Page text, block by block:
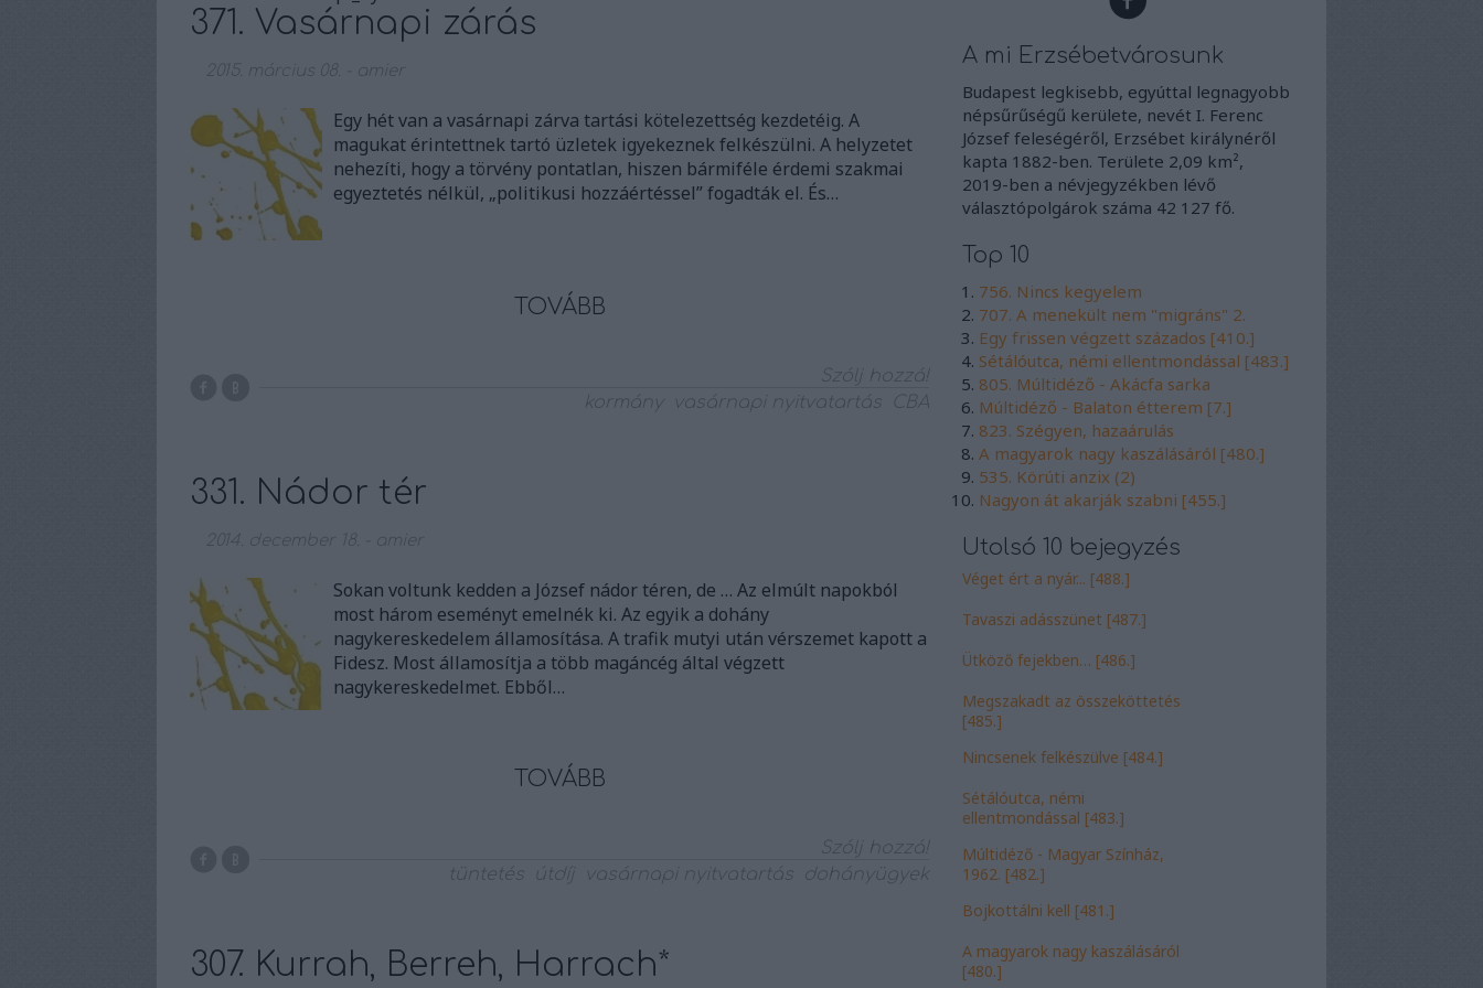
371. Vasárnapi zárás
2015. március 08. amier
Egy hét van a vasárnapi zárva tartási kötelezettség kezdetéig. A
magukat érintettnek tartó üzletek igyekeznek felkészülni. A helyzetet
nehezíti, hogy a törvény pontatlan, hiszen bármiféle érdemi szakmai
egyeztetés nélkül, „politikusi hozzáértéssel” fogadták el. És…
TOVÁBB
Szólj hozzá!
kormány
vasárnapi nyitvatartás CBA
331. Nádor tér
2014. december 18. amier
Sokan voltunk kedden a József nádor téren, de … Az elmúlt napokból
most három eseményt emelnék ki. Az egyik a dohány
nagykereskedelem államosítása. A trafik mutyi után vérszemet kapott a
Fidesz. Most államosítja a több magáncég által végzett
nagykereskedelmet. Ebből…
TOVÁBB
Szólj hozzá!
tüntetés
útdíj vasárnapi nyitvatartás dohányügyek
307. Kurrah, Berreh, Harrach*
A mi Erzsébetvárosunk
Budapest legkisebb, egyúttal legnagyobb
népsűrűségű kerülete, nevét I. Ferenc
József feleségéről, Erzsébet királynéről
kapta 1882-ben. Területe 2,09 km²,
2019-ben a névjegyzékben lévő
választópolgárok száma 42 127 fő.
Top 10
756. Nincs kegyelem
707. A menekült nem "migráns" 2.
Egy frissen végzett százados [410.]
Sétálóutca, némi ellentmondással [483.]
805. Múltidéző - Akácfa sarka
Múltidéző - Balaton étterem [7.]
823. Szégyen, hazaárulás
A magyarok nagy kaszálásáról [480.]
535. Körúti anzix (2)
Nagyon át akarják szabni [455.]
Utolsó 10 bejegyzés
Véget ért a nyár... [488.]
Tavaszi adásszünet [487.]
Ütköző fejekben… [486.]
Megszakadt az összeköttetés
[485.]
Nincsenek felkészülve [484.]
Sétálóutca, némi
ellentmondással [483.]
Múltidéző - Magyar Színház,
1962. [482.]
Bojkottálni kell [481.]
A magyarok nagy kaszálásáról
[480.]